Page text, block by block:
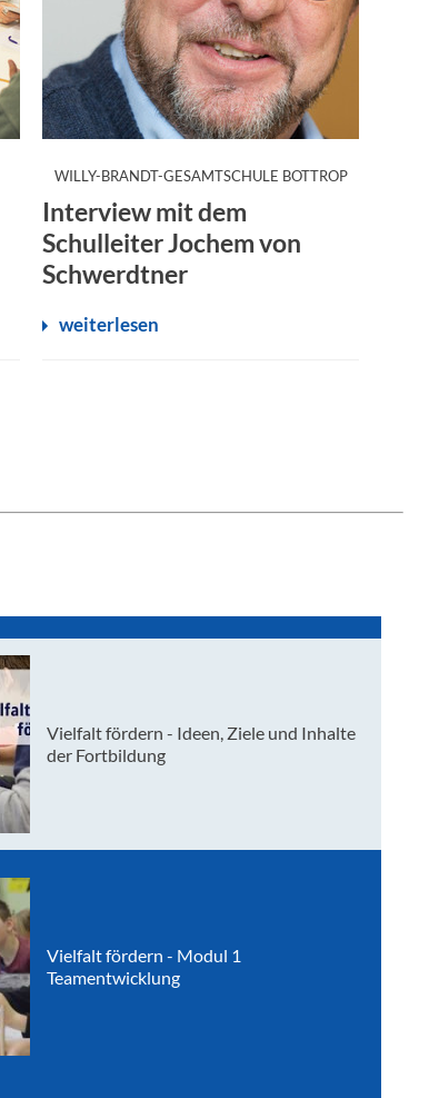
WILLY-BRANDT-GESAMTSCHULE BOTTROP:
Interview mit dem
Schulleiter Jochem von
Schwerdtner
weiterlesen
Vielfalt fördern - Ideen, Ziele und Inhalte
der Fortbildung
Vielfalt fördern - Modul 1
Teamentwicklung